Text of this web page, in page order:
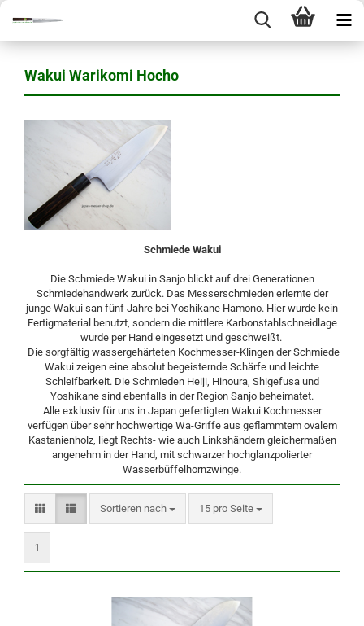
Wakui Warikomi Hocho
Schmiede Wakui
Die Schmiede Wakui in Sanjo blickt auf drei Generationen
Schmiedehandwerk zurück. Das Messerschmieden erlernte der
junge Wakui san fünf Jahre bei Yoshikane Hamono. Hier wurde kein
Fertigmaterial benutzt, sondern die mittlere Karbonstahlschneidlage
wurde per Hand eingesetzt und geschweißt.
Die sorgfältig wassergehärteten Kochmesser-Klingen der Schmiede
Wakui zeigen eine absolut begeisternde Schärfe und leichte
Schleifbarkeit. Die Schmieden Heiji, Hinoura, Shigefusa und
Yoshikane sind ebenfalls in der Region Sanjo beheimatet.
Alle exklusiv für uns in Japan gefertigten Wakui Kochmesser
verfügen über sehr hochwertige Wa-Griffe aus geflammtem ovalem
Kastanienholz, liegt Rechts- wie auch Linkshändern gleichermaßen
angenehm in der Hand, mit schwarzer hochglanzpolierter
Wasserbüffelhornzwinge.
Sortieren nach
Sortieren nach 15 pro Seite
pro Seite
1